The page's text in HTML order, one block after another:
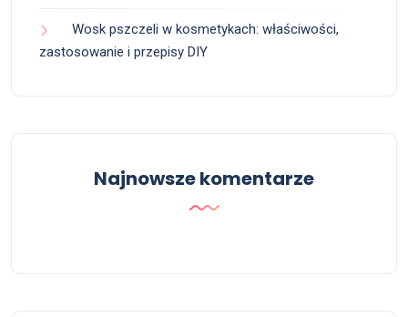
Wosk pszczeli w kosmetykach: właściwości,
zastosowanie i przepisy DIY
Najnowsze komentarze